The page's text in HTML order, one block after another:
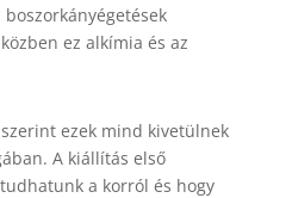
ez alkímia és az
ezek mind kivetülnek
A kiállítás első
a korról és hogy